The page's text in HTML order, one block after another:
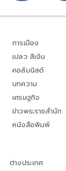
การเมือง
เปลว สีเงิน
คอลัมนิสต์
บทความ
เศรษฐกิจ
ข่าวพระราชสำนัก
หนังสือพิมพ์
ต่างประเทศ